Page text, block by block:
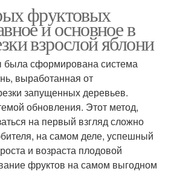
фруктовых
и основное в
взрослой яблони
сформирована система
выработанная от
запущенных деревьев.
обновления. Этот метод,
на первый взгляд сложно
на самом деле, успешный
и возраста плодовой
фруктов на самом выгодном